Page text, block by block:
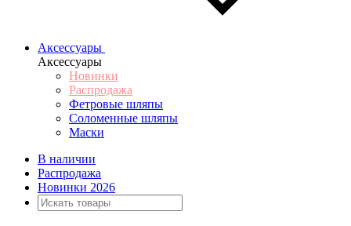
Аксессуары
Аксессуары
Новинки
Распродажа
Фетровые шляпы
Соломенные шляпы
Маски
В наличии
Распродажа
Новинки 2026